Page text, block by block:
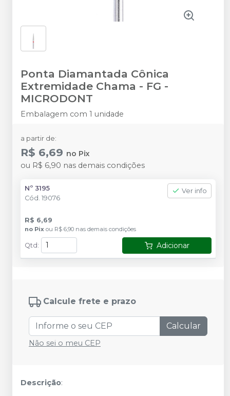
Ponta Diamantada Cônica
Extremidade Chama - FG -
MICRODONT
Embalagem com 1 unidade
a partir de:
R$ 6,69 no Pix
ou R$ 6,90 nas demais condições
Nº 3195
Cód. 19076
Ver info
R$ 6,69
no Pix ou R$ 6,90 nas demais condições
Qtd : Adicionar
Calcule frete e prazo
Calcular
Não sei o meu CEP
Descrição: